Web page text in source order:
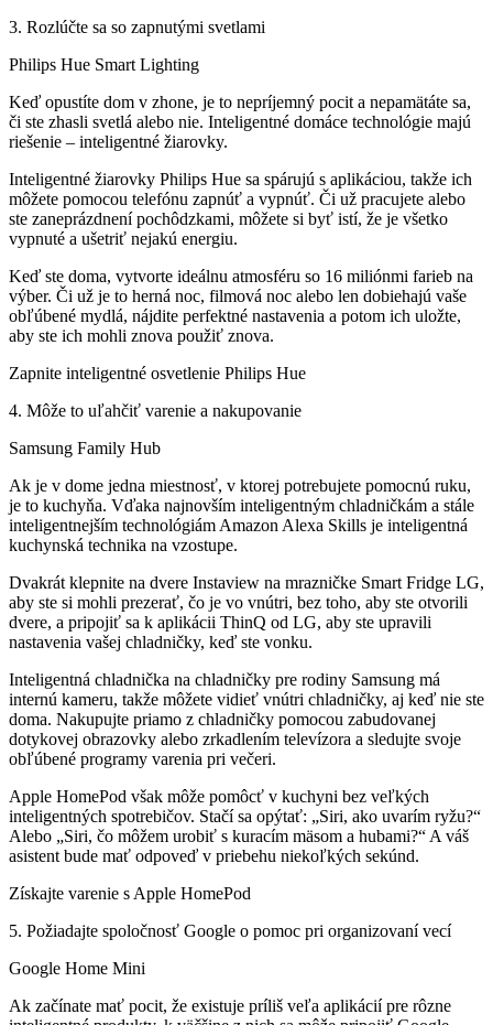
3. Rozlúčte sa so zapnutými svetlami
Philips Hue Smart Lighting
Keď opustíte dom v zhone, je to nepríjemný pocit a nepamätáte sa,
či ste zhasli svetlá alebo nie. Inteligentné domáce technológie majú
riešenie – inteligentné žiarovky.
Inteligentné žiarovky Philips Hue sa spárujú s aplikáciou, takže ich
môžete pomocou telefónu zapnúť a vypnúť. Či už pracujete alebo
ste zaneprázdnení pochôdzkami, môžete si byť istí, že je všetko
vypnuté a ušetriť nejakú energiu.
Keď ste doma, vytvorte ideálnu atmosféru so 16 miliónmi farieb na
výber. Či už je to herná noc, filmová noc alebo len dobiehajú vaše
obľúbené mydlá, nájdite perfektné nastavenia a potom ich uložte,
aby ste ich mohli znova použiť znova.
Zapnite inteligentné osvetlenie Philips Hue
4. Môže to uľahčiť varenie a nakupovanie
Samsung Family Hub
Ak je v dome jedna miestnosť, v ktorej potrebujete pomocnú ruku,
je to kuchyňa. Vďaka najnovším inteligentným chladničkám a stále
inteligentnejším technológiám Amazon Alexa Skills je inteligentná
kuchynská technika na vzostupe.
Dvakrát klepnite na dvere Instaview na mrazničke Smart Fridge LG,
aby ste si mohli prezerať, čo je vo vnútri, bez toho, aby ste otvorili
dvere, a pripojiť sa k aplikácii ThinQ od LG, aby ste upravili
nastavenia vašej chladničky, keď ste vonku.
Inteligentná chladnička na chladničky pre rodiny Samsung má
internú kameru, takže môžete vidieť vnútri chladničky, aj keď nie ste
doma. Nakupujte priamo z chladničky pomocou zabudovanej
dotykovej obrazovky alebo zrkadlením televízora a sledujte svoje
obľúbené programy varenia pri večeri.
Apple HomePod však môže pomôcť v kuchyni bez veľkých
inteligentných spotrebičov. Stačí sa opýtať: „Siri, ako uvarím ryžu?“
Alebo „Siri, čo môžem urobiť s kuracím mäsom a hubami?“ A váš
asistent bude mať odpoveď v priebehu niekoľkých sekúnd.
Získajte varenie s Apple HomePod
5. Požiadajte spoločnosť Google o pomoc pri organizovaní vecí
Google Home Mini
Ak začínate mať pocit, že existuje príliš veľa aplikácií pre rôzne